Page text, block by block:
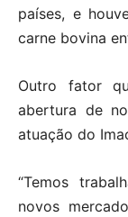
países, e
carne bovina
Outro fator
abertura de
atuação do
“Temos
novos